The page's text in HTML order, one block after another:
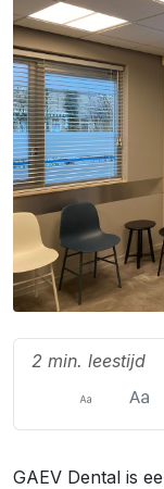
2 min. leestijd
GAEV Dental is